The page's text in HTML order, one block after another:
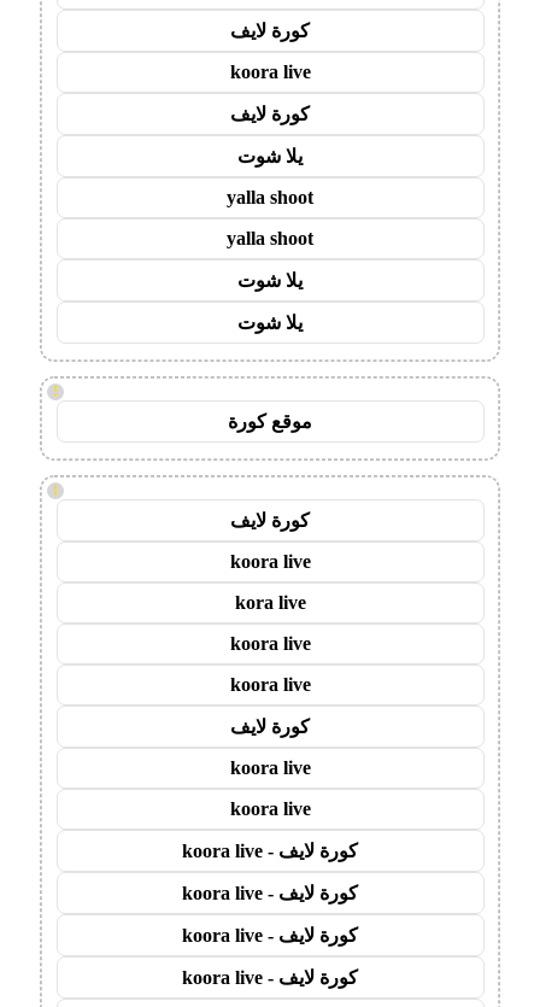
كورة لايف
koora live
كورة لايف
يلا شوت
yalla shoot
yalla shoot
يلا شوت
يلا شوت
!
موقع كورة
!
كورة لايف
koora live
kora live
koora live
koora live
كورة لايف
koora live
koora live
كورة لايف - koora live
كورة لايف - koora live
كورة لايف - koora live
كورة لايف - koora live